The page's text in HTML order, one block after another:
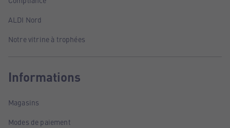
ALDI Nord
Notre vitrine à trophées
Informations
Magasins
Modes de paiement